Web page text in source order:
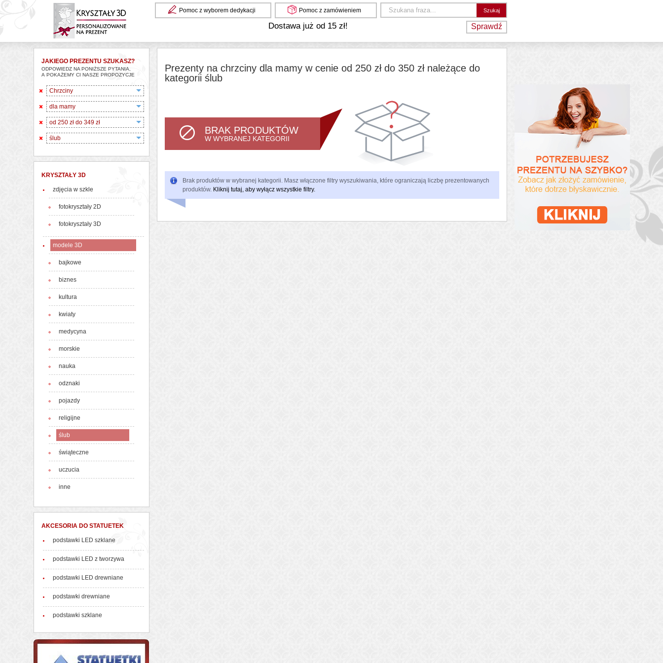
Pomoc z wyborem dedykacji Pomoc z zamówieniem
Dostawa już od 15 zł! Sprawdź
JAKIEGO PREZENTU SZUKASZ?
ODPOWIEDZ NA PONIŻSZE PYTANIA,
A POKAŻEMY CI NASZE PROPOZYCJE
Chrzciny
dla mamy
od 250 zł do 349 zł
ślub
KRYSZTAŁY 3D
zdjęcia w szkle
fotokryształy 2D
fotokryształy 3D
modele 3D
bajkowe
biznes
kultura
kwiaty
medycyna
morskie
nauka
odznaki
pojazdy
religijne
ślub
świąteczne
uczucia
inne
AKCESORIA DO STATUETEK
podstawki LED szklane
podstawki LED z tworzywa
podstawki LED drewniane
podstawki drewniane
podstawki szklane
Prezenty na chrzciny dla mamy w cenie od 250 zł do 350 zł należące do
kategorii ślub
BRAK PRODUKTÓW
W WYBRANEJ KATEGORII
Brak produktów w wybranej kategorii. Masz włączone filtry wyszukiwania, które ograniczają liczbę prezentowanych
produktów. Kliknij tutaj, aby wyłącz wszystkie filtry.